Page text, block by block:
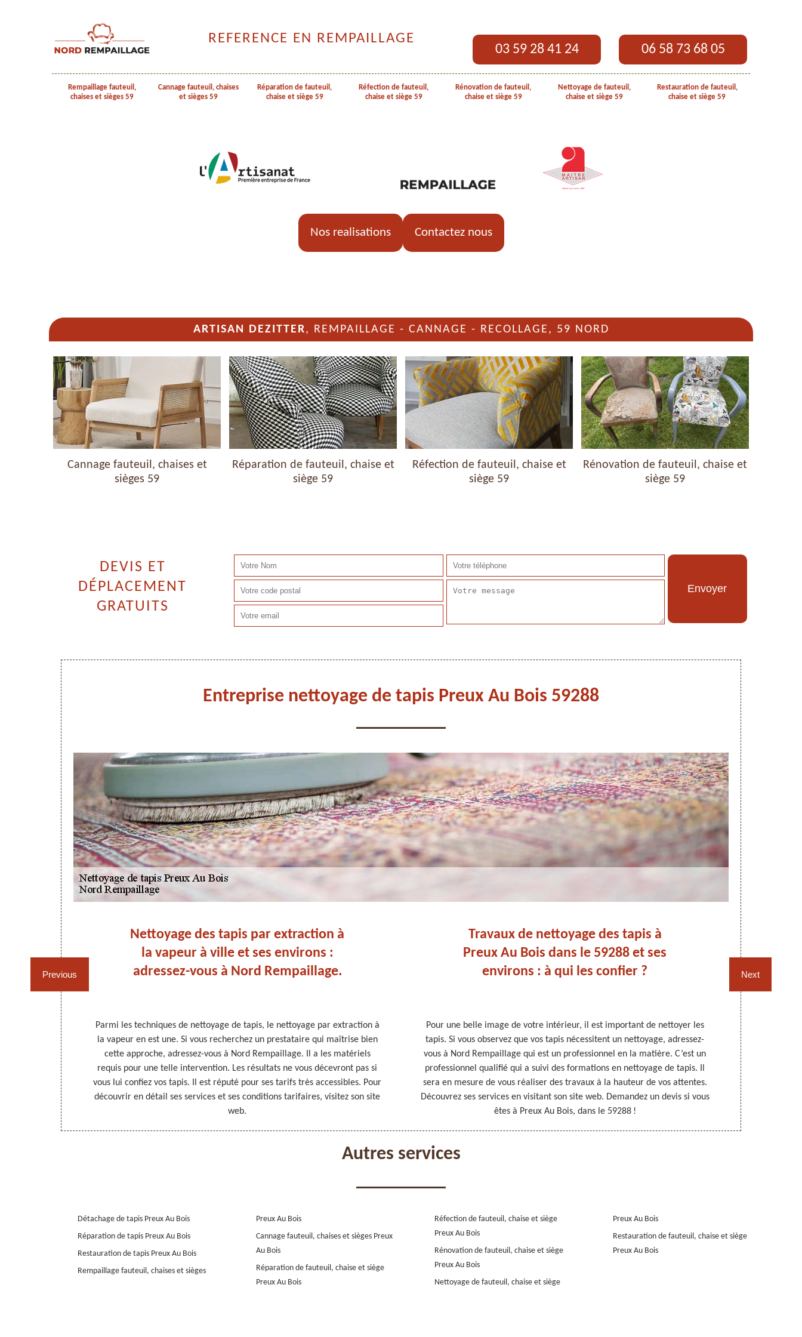
REFERENCE EN REMPAILLAGE
03 59 28 41 24 06 58 73 68 05
Rempaillage fauteuil,
chaises et sièges 59
Cannage fauteuil, chaises
et sièges 59
Réparation de fauteuil,
chaise et siège 59
Réfection de fauteuil,
chaise et siège 59
Rénovation de fauteuil,
chaise et siège 59
Nettoyage de fauteuil,
chaise et siège 59
Restauration de fauteuil,
chaise et siège 59
Nos realisations Contactez nous
ARTISAN DEZITTER, REMPAILLAGE - CANNAGE - RECOLLAGE, 59 NORD
Cannage fauteuil, chaises et
Réparation de fauteuil, chaise et
Réfection de fauteuil, chaise et
Rénovation de fauteuil, chaise et
Nettoyage de
DEVIS ET
DÉPLACEMENT
GRATUITS
Entreprise nettoyage de tapis Preux Au Bois 59288
Previous
Nettoyage des tapis par extraction à
la vapeur à ville et ses environs :
adressez-vous à Nord Rempaillage.
Parmi les techniques de nettoyage de tapis, le nettoyage par extraction à
la vapeur en est une. Si vous recherchez un prestataire qui maîtrise bien
cette approche, adressez-vous à Nord Rempaillage. Il a les matériels
requis pour une telle intervention. Les résultats ne vous décevront pas si
vous lui confiez vos tapis. Il est réputé pour ses tarifs très accessibles. Pour
découvrir en détail ses services et ses conditions tarifaires, visitez son site
web.
Travaux de nettoyage des tapis à
Preux Au Bois dans le 59288 et ses
environs : à qui les confier ?
Pour une belle image de votre intérieur, il est important de nettoyer les
tapis. Si vous observez que vos tapis nécessitent un nettoyage, adressez-
vous à Nord Rempaillage qui est un professionnel en la matière. C’est un
professionnel qualifié qui a suivi des formations en nettoyage de tapis. Il
sera en mesure de vous réaliser des travaux à la hauteur de vos attentes.
Découvrez ses services en visitant son site web. Demandez un devis si vous
êtes à Preux Au Bois, dans le 59288 !
Next
Autres services
Détachage de tapis Preux Au Bois
Réparation de tapis Preux Au Bois
Restauration de tapis Preux Au Bois
Rempaillage fauteuil, chaises et sièges
Preux Au Bois
Cannage fauteuil, chaises et sièges Preux
Au Bois
Réparation de fauteuil, chaise et siège
Preux Au Bois
Réfection de fauteuil, chaise et siège
Preux Au Bois
Rénovation de fauteuil, chaise et siège
Preux Au Bois
Nettoyage de fauteuil, chaise et siège
Preux Au Bois
Restauration de fauteuil, chaise et siège
Preux Au Bois